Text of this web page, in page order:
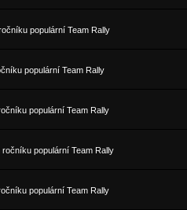
populární Team Rally
populární Team Rally
populární Team Rally
populární Team Rally
populární Team Rally